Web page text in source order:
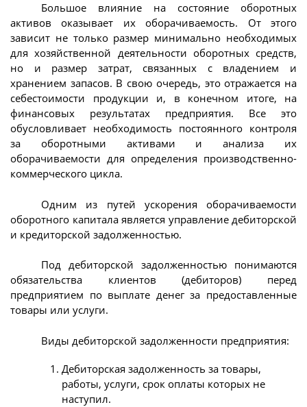
Большое влияние на состояние оборотных
активов оказывает их оборачиваемость. От этого
зависит не только размер минимально необходимых
для хозяйственной деятельности оборотных средств,
но и размер затрат, связанных с владением и
хранением запасов. В свою очередь, это отражается на
себестоимости продукции и, в конечном итоге, на
финансовых результатах предприятия. Все это
обусловливает необходимость постоянного контроля
за оборотными активами и анализа их
оборачиваемости для определения производственно-
коммерческого цикла.
Одним из путей ускорения оборачиваемости
оборотного капитала является управление дебиторской
и кредиторской задолженностью.
Под дебиторской задолженностью понимаются
обязательства клиентов (дебиторов) перед
предприятием по выплате денег за предоставленные
товары или услуги.
Виды дебиторской задолженности предприятия:
Дебиторская задолженность за товары,
работы, услуги, срок оплаты которых не
наступил.